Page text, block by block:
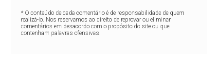
* O conteúdo de cada comentário é de responsabilidade de quem
realizá-lo. Nos reservamos ao direito de reprovar ou eliminar
comentários em desacordo com o propósito do site ou que
contenham palavras ofensivas.